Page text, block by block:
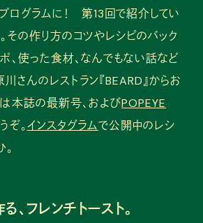
ログラムに！ 第13回で紹介してい
その作り方のコツやレシピのバック
、使った食材、なんでもない話など
さんのレストラン『BEARD』からお
は本誌の最新号、およびPOPEYE
ぞ。インスタグラムで公開中のレシ
、フレンチトースト。